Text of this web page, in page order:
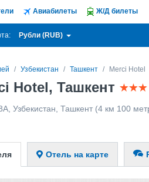
Авиабилеты Ж/Д билеты
Рубли (RUB)
Узбекистан Ташкент Merci Hotel
Hotel, Ташкент
Узбекистан Ташкент (4 км 100
Отель на карте